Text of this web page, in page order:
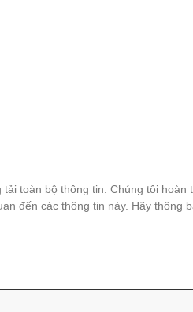
toàn bộ thông tin. Chúng tôi hoàn
đến các thông tin này. Hãy thông